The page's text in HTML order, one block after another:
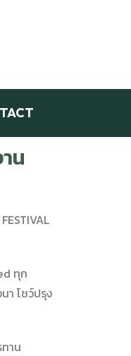
น
ทุก
า โชว์ปรุง
าน